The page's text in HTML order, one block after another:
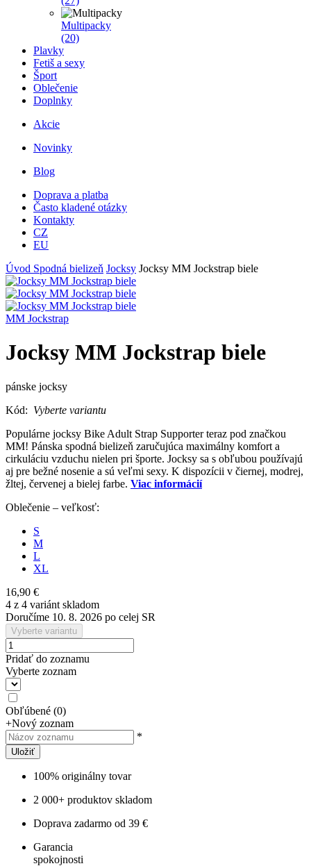
Multipacky
(20)
Plavky
Fetiš a sexy
Šport
Oblečenie
Doplnky
Akcie
Novinky
Blog
Doprava a platba
Často kladené otázky
Kontakty
CZ
EU
Úvod Spodná bielizeň Jocksy Jocksy MM Jockstrap biele
MM Jockstrap
Jocksy MM Jockstrap biele
pánske jocksy
Kód: Vyberte variantu
Populárne jocksy Bike Adult Strap Supporter teraz pod značkou
MM! Pánska spodná bielizeň zaručujúca maximálny komfort a
cirkuláciu vzduchu nielen pri športe. Jocksy sa s obľubou používajú
aj pre bežné nosenie a sú veľmi sexy. K dispozícii v čiernej, modrej,
žltej, červenej a bielej farbe. Viac informácií
Oblečenie – veľkosť:
S
M
L
XL
16,90 €
4 z 4 variánt skladom
Doručíme 10. 8. 2026 po celej SR
Vyberte variantu
Pridať do zoznamu
Vyberte zoznam
Obľúbené (0)
+Nový zoznam
*
Uložiť
100% originálny tovar
2 000+ produktov skladom
Doprava zadarmo od 39 €
Garancia
spokojnosti